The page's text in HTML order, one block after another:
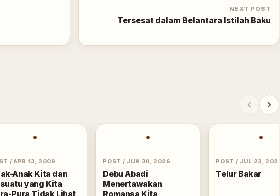
NEXT POST
Tersesat dalam Belantara Istilah Baku
•
/ APR 13, 2009
Anak Kita dan
yang Kita
•
POST / JUN 30, 2026
Debu Abadi
Menertawakan
•
POST / JUL 23, 2026
Telur Bakar